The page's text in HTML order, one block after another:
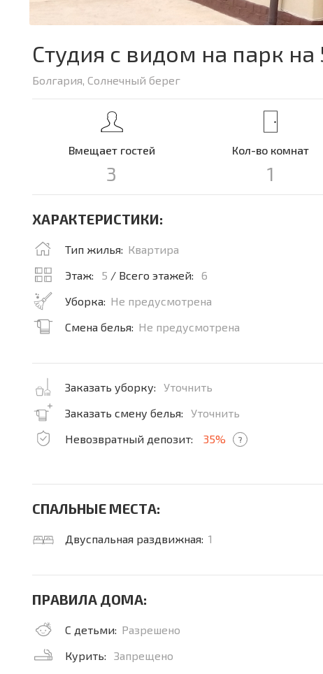
Студия с видом на парк
Болгария, Солнечный берег
Вмещает гостей
3
Кол-во комнат
1
ХАРАКТЕРИСТИКИ:
Тип жилья: Квартира
Этаж:
5 / Всего этажей:
6
Уборка: Не предусмотрена
Смена белья: Не предусмотрена
Заказать уборку:
Уточнить
Заказать смену белья:
Уточнить
Невозвратный депозит:
35% ?
СПАЛЬНЫЕ МЕСТА:
Двуспальная раздвижная: 1
ПРАВИЛА ДОМА:
С детьми: Разрешено
Курить:
Запрещено